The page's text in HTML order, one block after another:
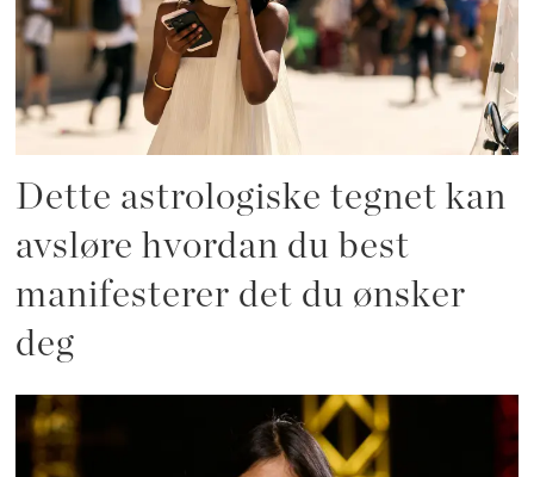
Dette astrologiske tegnet kan
avsløre hvordan du best
manifesterer det du ønsker
deg